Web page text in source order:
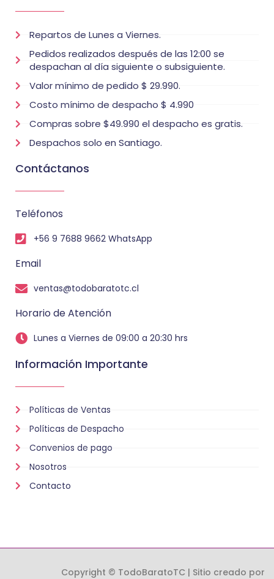
Repartos de Lunes a Viernes.
Pedidos realizados después de las 12:00 se
despachan al día siguiente o subsiguiente.
Valor mínimo de pedido $ 29.990.
Costo mínimo de despacho $ 4.990
Compras sobre $49.990 el despacho es gratis.
Despachos solo en Santiago.
Contáctanos
Teléfonos
+56 9 7688 9662 WhatsApp
Email
ventas@todobaratotc.cl
Horario de Atención
Lunes a Viernes de 09:00 a 20:30 hrs
Información Importante
Políticas de Ventas
Políticas de Despacho
Convenios de pago
Nosotros
Contacto
Copyright © TodoBaratoTC | Sitio creado por